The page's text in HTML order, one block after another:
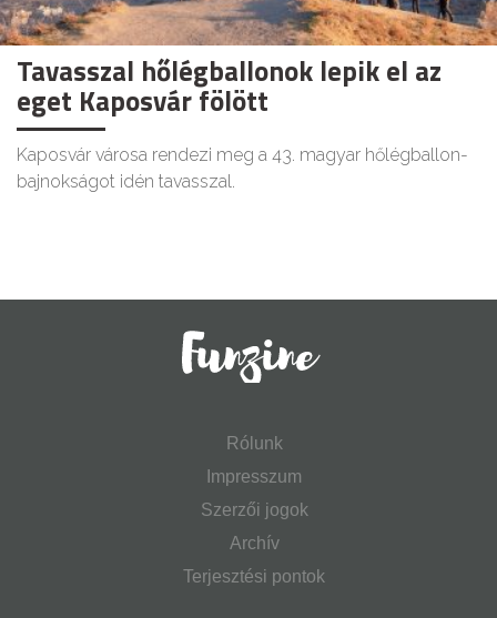
Tavasszal hőlégballonok lepik el az
eget Kaposvár fölött
Kaposvár városa rendezi meg a 43. magyar hőlégballon-
bajnokságot idén tavasszal.
Rólunk
Impresszum
Szerzői jogok
Archív
Terjesztési pontok